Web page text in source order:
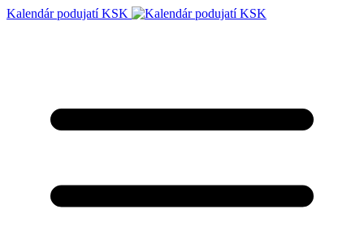
Kalendár podujatí KSK